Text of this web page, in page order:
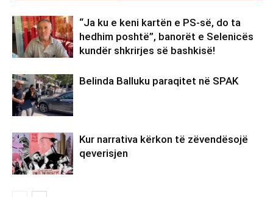
“Ja ku e keni kartën e PS-së, do ta
hedhim poshtë”, banorët e Selenicës
kundër shkrirjes së bashkisë!
Belinda Balluku paraqitet në SPAK
Kur narrativa kërkon të zëvendësojë
qeverisjen